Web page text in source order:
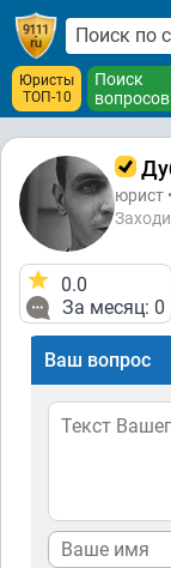
Юристы
ТОП-10
Поиск
вопросов
юрист
0.0
За месяц: 0
Ваш вопрос